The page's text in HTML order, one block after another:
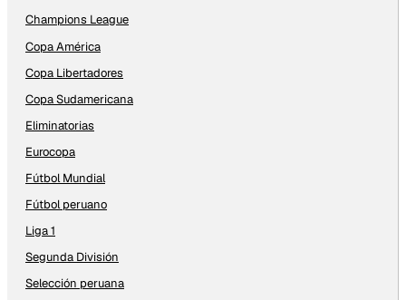
Champions League
Copa América
Copa Libertadores
Copa Sudamericana
Eliminatorias
Eurocopa
Fútbol Mundial
Fútbol peruano
Liga 1
Segunda División
Selección peruana